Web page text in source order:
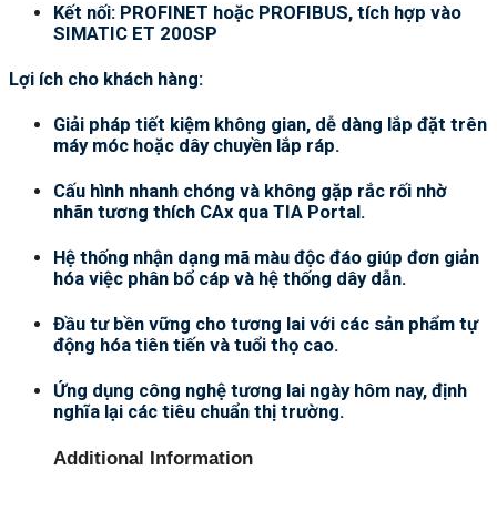
Kết nối: PROFINET hoặc PROFIBUS, tích hợp vào
SIMATIC ET 200SP
Lợi ích cho khách hàng:
Giải pháp tiết kiệm không gian, dễ dàng lắp đặt trên
máy móc hoặc dây chuyền lắp ráp.
Cấu hình nhanh chóng và không gặp rắc rối nhờ
nhãn tương thích CAx qua TIA Portal.
Hệ thống nhận dạng mã màu độc đáo giúp đơn giản
hóa việc phân bổ cáp và hệ thống dây dẫn.
Đầu tư bền vững cho tương lai với các sản phẩm tự
động hóa tiên tiến và tuổi thọ cao.
Ứng dụng công nghệ tương lai ngày hôm nay, định
nghĩa lại các tiêu chuẩn thị trường.
Additional Information